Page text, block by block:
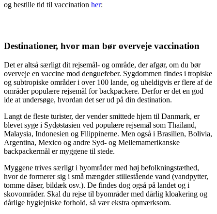
og bestille tid til vaccination her:
Destinationer, hvor man bør overveje vaccination
Det er altså særligt dit rejsemål- og område, der afgør, om du bør
overveje en vaccine mod denguefeber. Sygdommen findes i tropiske
og subtropiske områder i over 100 lande, og uheldigvis er flere af de
områder populære rejsemål for backpackere. Derfor er det en god
ide at undersøge, hvordan det ser ud på din destination.
Langt de fleste turister, der vender smittede hjem til Danmark, er
blevet syge i Sydøstasien ved populære rejsemål som Thailand,
Malaysia, Indonesien og Filippinerne. Men også i Brasilien, Bolivia,
Argentina, Mexico og andre Syd- og Mellemamerikanske
backpackermål er myggene til stede.
Myggene trives særligt i byområder med høj befolkningstæthed,
hvor de formerer sig i små mængder stillestående vand (vandpytter,
tomme dåser, bildæk osv.). De findes dog også på landet og i
skovområder. Skal du rejse til byområder med dårlig kloakering og
dårlige hygiejniske forhold, så vær ekstra opmærksom.